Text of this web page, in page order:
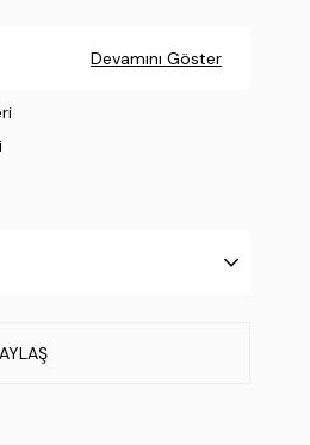
Devamını Göster